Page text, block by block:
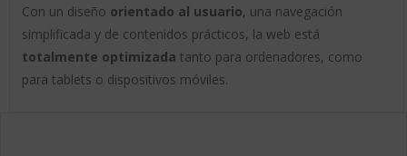
Con un diseño orientado al usuario, una navegación
simplificada y de contenidos prácticos, la web está
totalmente optimizada tanto para ordenadores, como
para tablets o dispositivos móviles.